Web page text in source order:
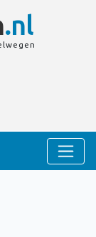
.nl